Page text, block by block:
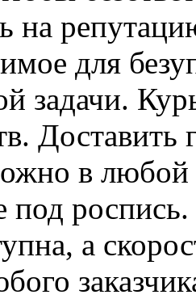
на
для
задачи.
Доставить
в любой
под
а